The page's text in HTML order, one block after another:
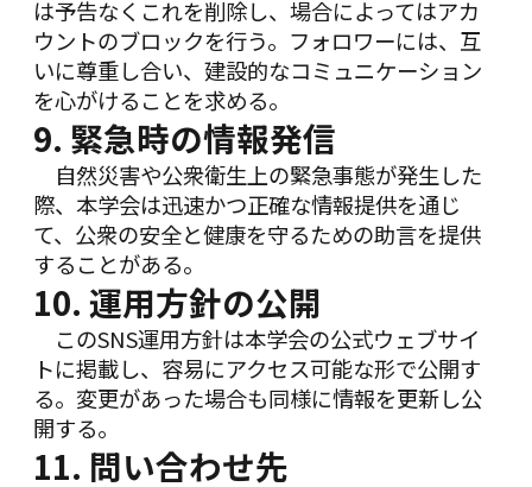
は予告なくこれを削除し、場合によってはアカ
ウントのブロックを行う。フォロワーには、互
いに尊重し合い、建設的なコミュニケーション
を心がけることを求める。
9. 緊急時の情報発信
自然災害や公衆衛生上の緊急事態が発生した
際、本学会は迅速かつ正確な情報提供を通じ
て、公衆の安全と健康を守るための助言を提供
することがある。
10. 運用方針の公開
このSNS運用方針は本学会の公式ウェブサイ
トに掲載し、容易にアクセス可能な形で公開す
る。変更があった場合も同様に情報を更新し公
開する。
11. 問い合わせ先